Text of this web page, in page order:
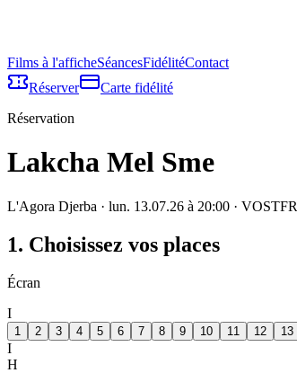
Films à l'afficheSéancesFidélitéContact
Réserver
Carte fidélité
Réservation
Lakcha Mel Sme
L'Agora Djerba · lun. 13.07.26 à 20:00 · VOSTFR
1. Choisissez vos places
Écran
I
1 2 3 4 5 6 7 8 9 10 11 12 13
I
H